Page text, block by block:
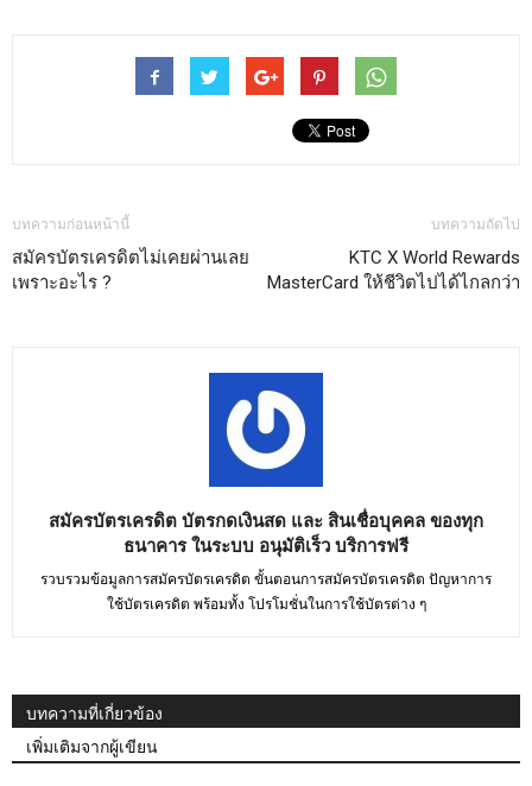
บทความก่อนหน้านี้
สมัครบัตรเครดิตไม่เคยผ่านเลย
เพราะอะไร ?
บทความถัดไป
KTC X World Rewards
MasterCard ให้ชีวิตไปได้ไกลกว่า
สมัครบัตรเครดิต บัตรกดเงินสด และ สินเชื่อบุคคล ของทุก
ธนาคาร ในระบบ อนุมัติเร็ว บริการฟรี
รวบรวมข้อมูลการสมัครบัตรเครดิต ขั้นตอนการสมัครบัตรเครดิต ปัญหาการ
ใช้บัตรเครดิต พร้อมทั้ง โปรโมชั่นในการใช้บัตรต่าง ๆ
บทความที่เกี่ยวข้อง
เพิ่มเติมจากผู้เขียน